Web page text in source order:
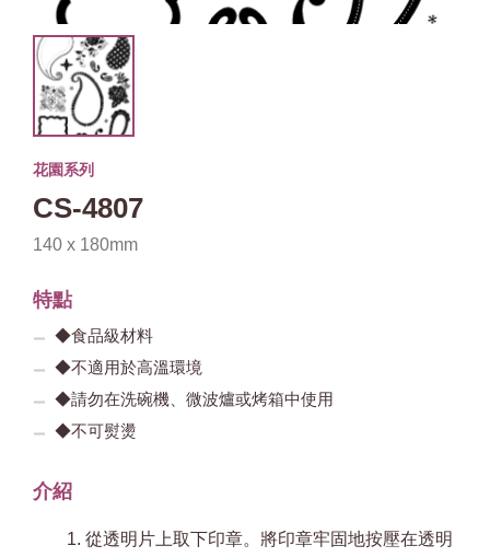
花園系列
CS-4807
140 x 180mm
特點
◆食品級材料
◆不適用於高溫環境
◆請勿在洗碗機、微波爐或烤箱中使用
◆不可熨燙
介紹
從透明片上取下印章。將印章牢固地按壓在透明